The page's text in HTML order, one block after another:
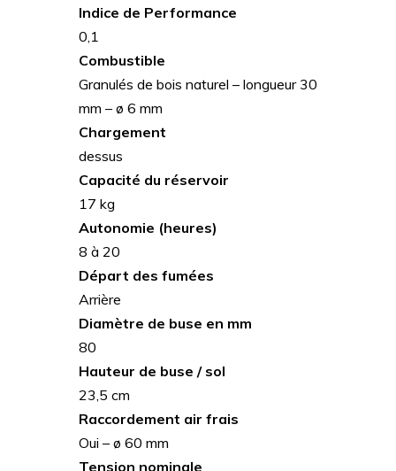
Indice de Performance
0,1
Combustible
Granulés de bois naturel – longueur 30
mm – ø 6 mm
Chargement
dessus
Capacité du réservoir
17 kg
Autonomie (heures)
8 à 20
Départ des fumées
Arrière
Diamètre de buse en mm
80
Hauteur de buse / sol
23,5 cm
Raccordement air frais
Oui – ø 60 mm
Tension nominale